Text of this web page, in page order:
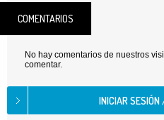
COMENTARIOS
No hay comentarios de nuestros
comentar.